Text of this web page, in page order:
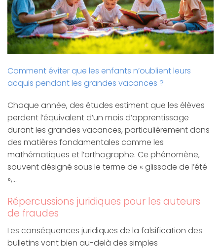
Comment éviter que les enfants n’oublient leurs
acquis pendant les grandes vacances ?
Chaque année, des études estiment que les élèves
perdent l’équivalent d’un mois d’apprentissage
durant les grandes vacances, particulièrement dans
des matières fondamentales comme les
mathématiques et l’orthographe. Ce phénomène,
souvent désigné sous le terme de « glissade de l’été
»,…
Répercussions juridiques pour les auteurs
de fraudes
Les conséquences juridiques de la falsification des
bulletins vont bien au-delà des simples